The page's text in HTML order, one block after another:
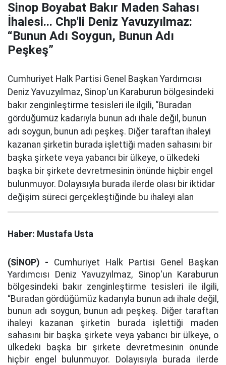
Sinop Boyabat Bakır Maden Sahası
İhalesi... Chp'li Deniz Yavuzyılmaz:
“Bunun Adı Soygun, Bunun Adı
Peşkeş”
Cumhuriyet Halk Partisi Genel Başkan Yardımcısı
Deniz Yavuzyılmaz, Sinop'un Karaburun bölgesindeki
bakır zenginleştirme tesisleri ile ilgili, “Buradan
gördüğümüz kadarıyla bunun adı ihale değil, bunun
adı soygun, bunun adı peşkeş. Diğer taraftan ihaleyi
kazanan şirketin burada işlettiği maden sahasını bir
başka şirkete veya yabancı bir ülkeye, o ülkedeki
başka bir şirkete devretmesinin önünde hiçbir engel
bulunmuyor. Dolayısıyla burada ilerde olası bir iktidar
değişim süreci gerçekleştiğinde bu ihaleyi alan
Haber: Mustafa Usta
(SİNOP) - Cumhuriyet Halk Partisi Genel Başkan
Yardımcısı Deniz Yavuzyılmaz, Sinop'un Karaburun
bölgesindeki bakır zenginleştirme tesisleri ile ilgili,
“Buradan gördüğümüz kadarıyla bunun adı ihale değil,
bunun adı soygun, bunun adı peşkeş. Diğer taraftan
ihaleyi kazanan şirketin burada işlettiği maden
sahasını bir başka şirkete veya yabancı bir ülkeye, o
ülkedeki başka bir şirkete devretmesinin önünde
hiçbir engel bulunmuyor. Dolayısıyla burada ilerde